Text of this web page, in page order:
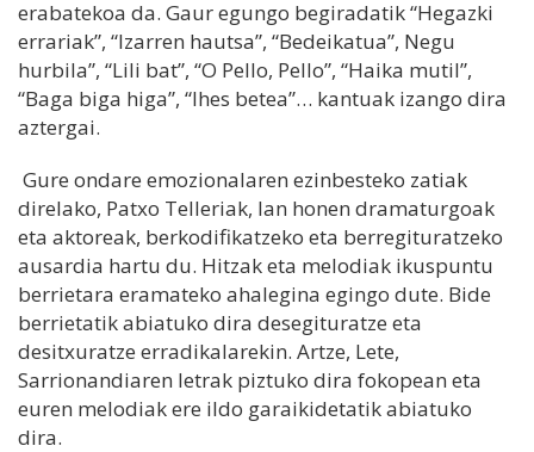
erabatekoa da. Gaur egungo begiradatik “Hegazki
errariak”, “Izarren hautsa”, “Bedeikatua”, Negu
hurbila”, “Lili bat”, “O Pello, Pello”, “Haika mutil”,
“Baga biga higa”, “Ihes betea”… kantuak izango dira
aztergai.
Gure ondare emozionalaren ezinbesteko zatiak
direlako, Patxo Telleriak, lan honen dramaturgoak
eta aktoreak, berkodifikatzeko eta berregituratzeko
ausardia hartu du. Hitzak eta melodiak ikuspuntu
berrietara eramateko ahalegina egingo dute. Bide
berrietatik abiatuko dira desegituratze eta
desitxuratze erradikalarekin. Artze, Lete,
Sarrionandiaren letrak piztuko dira fokopean eta
euren melodiak ere ildo garaikidetatik abiatuko
dira.